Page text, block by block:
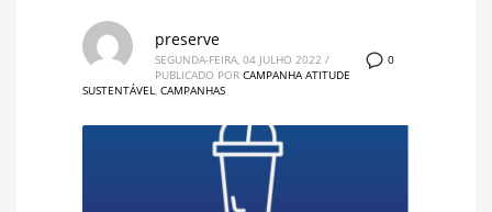
0
preserve
SEGUNDA-FEIRA, 04 JULHO 2022 /
PUBLICADO POR CAMPANHA ATITUDE
SUSTENTÁVEL, CAMPANHAS